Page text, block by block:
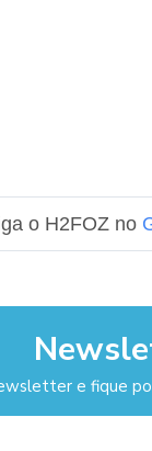
o H2FOZ no
e fique